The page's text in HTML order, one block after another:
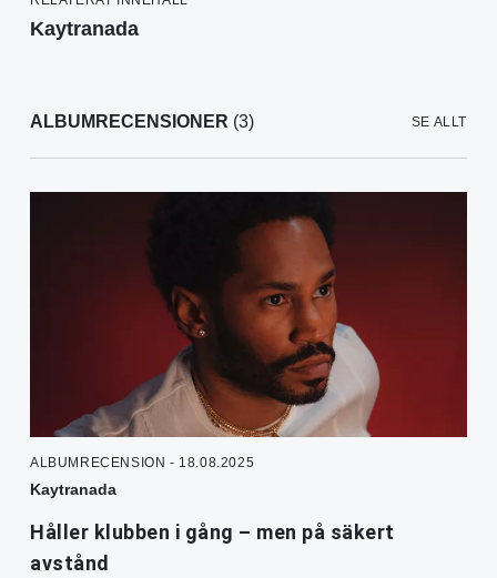
Kaytranada
ALBUMRECENSIONER (3) SE ALLT
ALBUMRECENSION - 18.08.2025
Kaytranada
Håller klubben i gång – men på säkert
avstånd